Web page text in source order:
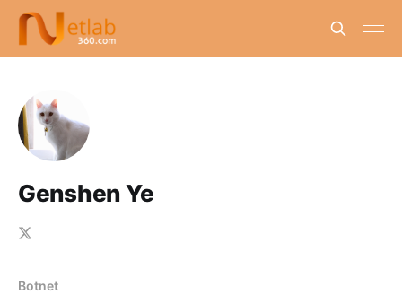
Genshen Ye
Botnet